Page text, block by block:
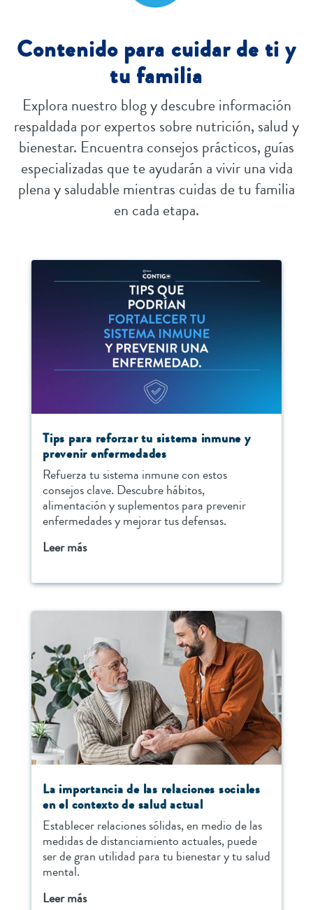
Contenido para cuidar de ti y
tu familia
Explora nuestro blog y descubre información
respaldada por expertos sobre nutrición, salud y
bienestar. Encuentra consejos prácticos, guías
especializadas que te ayudarán a vivir una vida
plena y saludable mientras cuidas de tu familia
en cada etapa.
Tips para reforzar tu sistema inmune y
prevenir enfermedades
Refuerza tu sistema inmune con estos
consejos clave. Descubre hábitos,
alimentación y suplementos para prevenir
enfermedades y mejorar tus defensas.
Leer más
La importancia de las relaciones sociales
en el contexto de salud actual
Establecer relaciones sólidas, en medio de las
medidas de distanciamiento actuales, puede
ser de gran utilidad para tu bienestar y tu salud
mental.
Leer más